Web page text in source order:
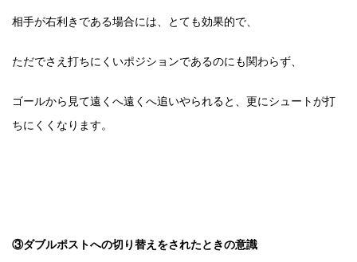
相手が右利きである場合には、とても効果的で、
ただでさえ打ちにくいポジションであるのにも関わらず、
ゴールから見て遠くへ遠くへ追いやられると、更にシュートが打
ちにくくなります。
③ダブルポストへの切り替えをされたときの意識